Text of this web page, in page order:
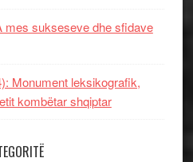
mes sukseseve dhe sfidave
Monument leksikografik,
kombëtar shqiptar